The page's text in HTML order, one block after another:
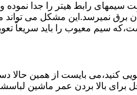
آن ﺑﺮق نمیرسد.اﯾﻦ ﻣﺸﮑﻞ می
ﺳﯿﻢ ﻣﻌﯿﻮب را ﺑﺎﯾﺪ سریعاً
کنید،می بایست از همین حالا